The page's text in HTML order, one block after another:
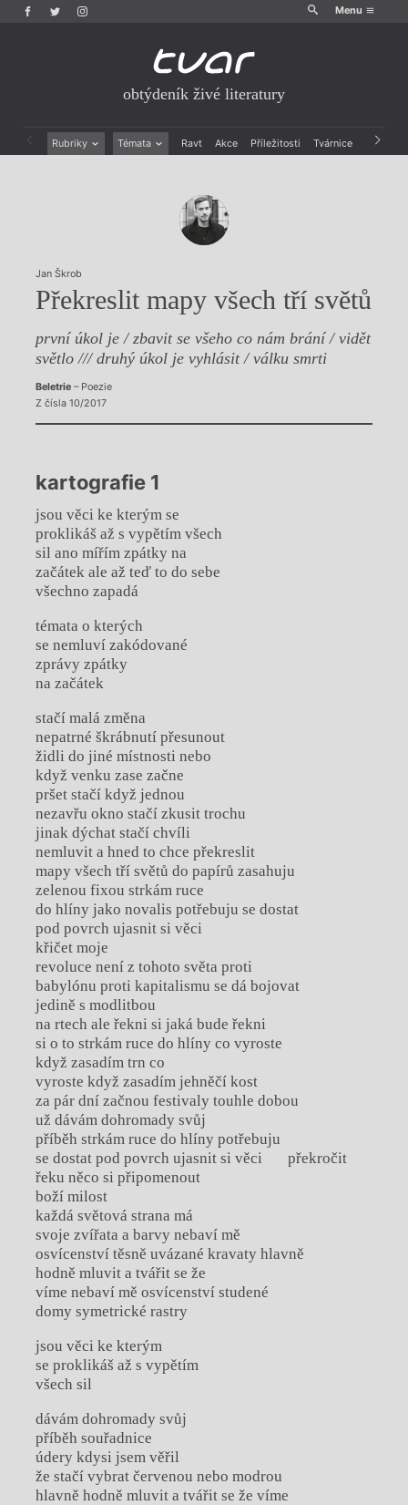
Menu
obtýdeník živé literatury
Rubriky Témata Ravt Akce Příležitosti Tvárnice Archiv
Rozhovory
Dokument
Jan Škrob
Překreslit mapy všech tří světů
první úkol je / zbavit se všeho co nám brání / vidět
světlo /// druhý úkol je vyhlásit / válku smrti
Beletrie– Poezie
Z čísla 10/2017
kartografie 1
jsou věci ke kterým se
proklikáš až s vypětím všech
sil ano mířím zpátky na
začátek ale až teď to do sebe
všechno zapadá
témata o kterých
se nemluví zakódované
zprávy zpátky
na začátek
stačí malá změna
nepatrné škrábnutí přesunout
židli do jiné místnosti nebo
když venku zase začne
pršet stačí když jednou
nezavřu okno stačí zkusit trochu
jinak dýchat stačí chvíli
nemluvit a hned to chce překreslit
mapy všech tří světů do papírů zasahuju
zelenou fixou strkám ruce
do hlíny jako novalis potřebuju se dostat
pod povrch ujasnit si věci
křičet moje
revoluce není z tohoto světa proti
babylónu proti kapitalismu se dá bojovat
jedině s modlitbou
na rtech ale řekni si jaká bude řekni
si o to strkám ruce do hlíny co vyroste
když zasadím trn co
vyroste když zasadím jehněčí kost
za pár dní začnou festivaly touhle dobou
už dávám dohromady svůj
příběh strkám ruce do hlíny potřebuju
se dostat pod povrch ujasnit si věci překročit
řeku něco si připomenout
boží milost
každá světová strana má
svoje zvířata a barvy nebaví mě
osvícenství těsně uvázané kravaty hlavně
hodně mluvit a tvářit se že
víme nebaví mě osvícenství studené
domy symetrické rastry
jsou věci ke kterým
se proklikáš až s vypětím
všech sil
dávám dohromady svůj
příběh souřadnice
údery kdysi jsem věřil
že stačí vybrat červenou nebo modrou
hlavně hodně mluvit a tvářit se že víme